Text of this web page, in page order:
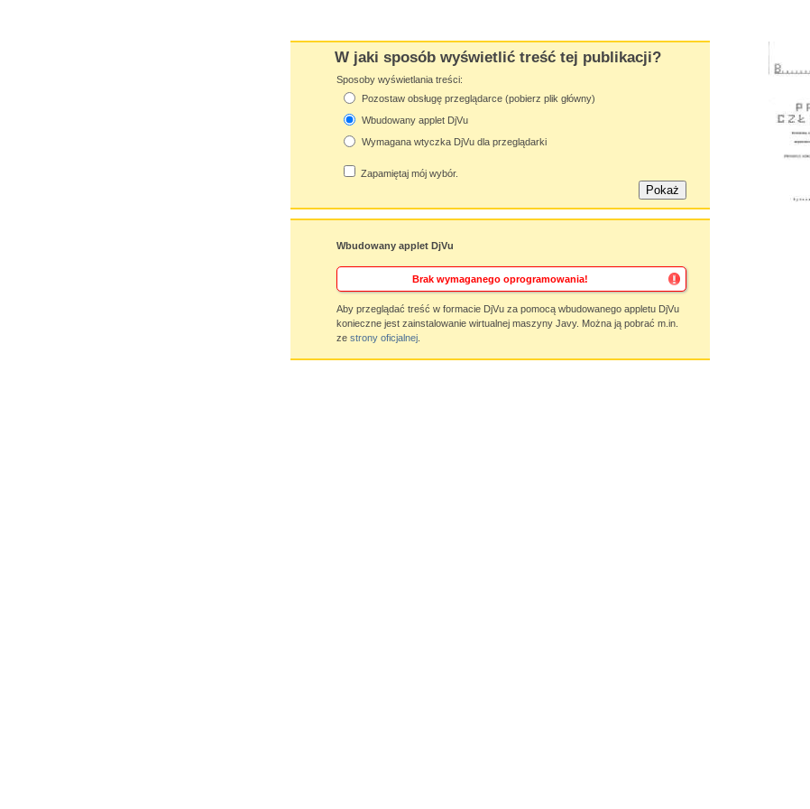
W jaki sposób wyświetlić treść tej publikacji?
Sposoby wyświetlania treści:
Pozostaw obsługę przeglądarce (pobierz plik główny)
Wbudowany applet DjVu
Wymagana wtyczka DjVu dla przeglądarki
Zapamiętaj mój wybór.
Wbudowany applet DjVu
Brak wymaganego oprogramowania!
Aby przeglądać treść w formacie DjVu za pomocą wbudowanego appletu DjVu
konieczne jest zainstalowanie wirtualnej maszyny Javy. Można ją pobrać m.in.
ze strony oficjalnej